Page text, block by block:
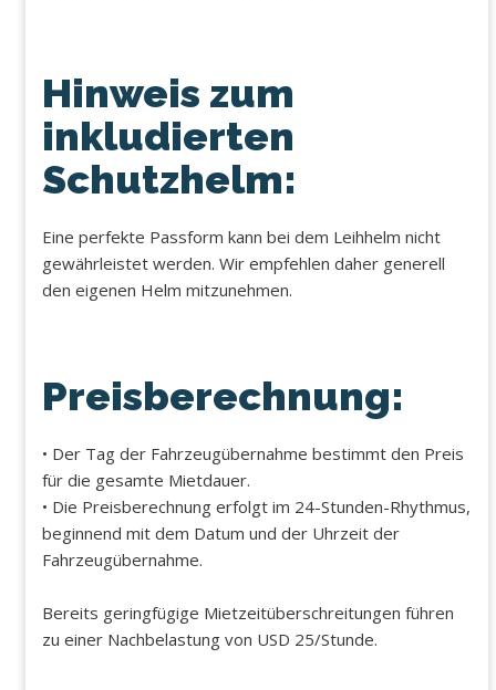
Hinweis zum
inkludierten
Schutzhelm:
Eine perfekte Passform kann bei dem Leihhelm nicht
gewährleistet werden. Wir empfehlen daher generell
den eigenen Helm mitzunehmen.
Preisberechnung:
• Der Tag der Fahrzeugübernahme bestimmt den Preis
für die gesamte Mietdauer.
• Die Preisberechnung erfolgt im 24-Stunden-Rhythmus,
beginnend mit dem Datum und der Uhrzeit der
Fahrzeugübernahme.
Bereits geringfügige Mietzeitüberschreitungen führen
zu einer Nachbelastung von USD 25/Stunde.